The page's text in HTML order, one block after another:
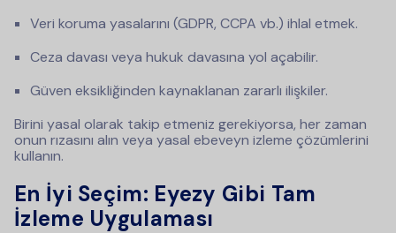
Veri koruma yasalarını (GDPR, CCPA vb.) ihlal etmek.
Ceza davası veya hukuk davasına yol açabilir.
Güven eksikliğinden kaynaklanan zararlı ilişkiler.
Birini yasal olarak takip etmeniz gerekiyorsa, her zaman
onun rızasını alın veya yasal ebeveyn izleme çözümlerini
kullanın.
En İyi Seçim: Eyezy Gibi Tam
İzleme Uygulaması